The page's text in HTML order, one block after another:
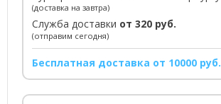
(доставка на завтра)
Служба доставки от 320 руб.
(отправим сегодня)
Бесплатная доставка от 10000 руб.